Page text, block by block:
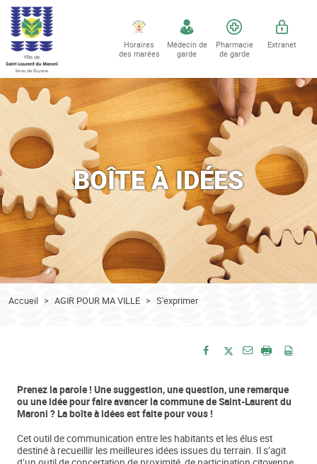
Accéder au contenu
Accéder au menu
Horaires
des marées
Médecin de
garde
Pharmacie
de garde
Extranet
BOÎTE À IDÉES
Accueil AGIR POUR MA VILLE S'exprimer
Partager sur Facebook
Partager sur
Envoyer par
Imprimer
Prenez la parole ! Une suggestion, une question, une remarque
ou une idée pour faire avancer la commune de Saint-Laurent du
Maroni ? La boîte à idées est faite pour vous !
Cet outil de communication entre les habitants et les élus est
destiné à recueillir les meilleures idées issues du terrain. Il s’agit